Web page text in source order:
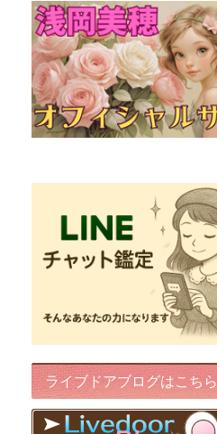
ライブドアブログはこちら